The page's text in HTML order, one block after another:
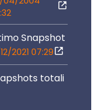
Snapshot
2021 07:29
totali